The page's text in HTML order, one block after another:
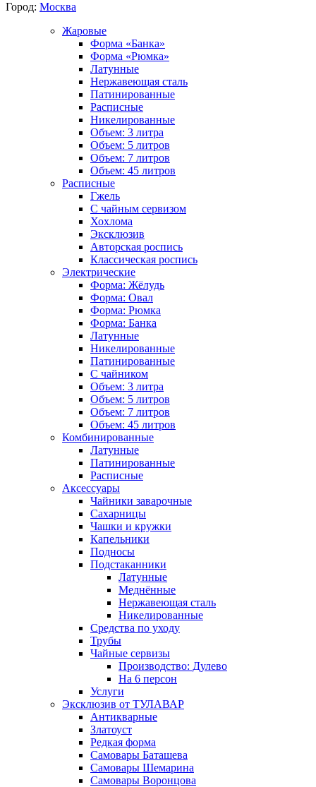
Город: Москва
Жаровые
Форма «Банка»
Форма «Рюмка»
Латунные
Нержавеющая сталь
Патинированные
Расписные
Никелированные
Объем: 3 литра
Объем: 5 литров
Объем: 7 литров
Объем: 45 литров
Расписные
Гжель
С чайным сервизом
Хохлома
Эксклюзив
Авторская роспись
Классическая роспись
Электрические
Форма: Жёлудь
Форма: Овал
Форма: Рюмка
Форма: Банка
Латунные
Никелированные
Патинированные
С чайником
Объем: 3 литра
Объем: 5 литров
Объем: 7 литров
Объем: 45 литров
Комбинированные
Латунные
Патинированные
Расписные
Аксессуары
Чайники заварочные
Сахарницы
Чашки и кружки
Капельники
Подносы
Подстаканники
Латунные
Меднённые
Нержавеющая сталь
Никелированные
Средства по уходу
Трубы
Чайные сервизы
Производство: Дулево
На 6 персон
Услуги
Эксклюзив от ТУЛАВАР
Антикварные
Златоуст
Редкая форма
Самовары Баташева
Самовары Шемарина
Самовары Воронцова